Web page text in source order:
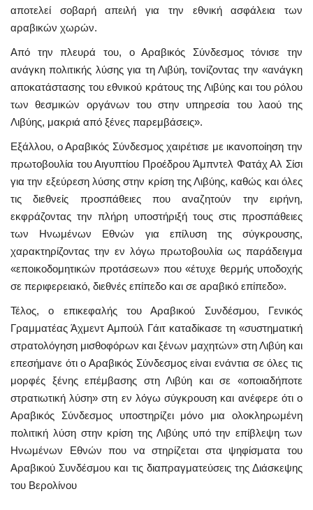
αποτελεί σοβαρή απειλή για την εθνική ασφάλεια των
αραβικών χωρών.
Από την πλευρά του, ο Αραβικός Σύνδεσμος τόνισε την
ανάγκη πολιτικής λύσης για τη Λιβύη, τονίζοντας την «ανάγκη
αποκατάστασης του εθνικού κράτους της Λιβύης και του ρόλου
των θεσμικών οργάνων του στην υπηρεσία του λαού της
Λιβύης, μακριά από ξένες παρεμβάσεις».
Εξάλλου, ο Αραβικός Σύνδεσμος χαιρέτισε με ικανοποίηση την
πρωτοβουλία του Αιγυπτίου Προέδρου Άμπντελ Φατάχ Αλ Σίσι
για την εξεύρεση λύσης στην κρίση της Λιβύης, καθώς και όλες
τις διεθνείς προσπάθειες που αναζητούν την ειρήνη,
εκφράζοντας την πλήρη υποστήριξή τους στις προσπάθειες
των Ηνωμένων Εθνών για επίλυση της σύγκρουσης,
χαρακτηρίζοντας την εν λόγω πρωτοβουλία ως παράδειγμα
«εποικοδομητικών προτάσεων» που «έτυχε θερμής υποδοχής
σε περιφερειακό, διεθνές επίπεδο και σε αραβικό επίπεδο».
Τέλος, ο επικεφαλής του Αραβικού Συνδέσμου, Γενικός
Γραμματέας Άχμεντ Αμπούλ Γάιτ καταδίκασε τη «συστηματική
στρατολόγηση μισθοφόρων και ξένων μαχητών» στη Λιβύη και
επεσήμανε ότι ο Αραβικός Σύνδεσμος είναι ενάντια σε όλες τις
μορφές ξένης επέμβασης στη Λιβύη και σε «οποιαδήποτε
στρατιωτική λύση» στη εν λόγω σύγκρουση και ανέφερε ότι ο
Αραβικός Σύνδεσμος υποστηρίζει μόνο μια ολοκληρωμένη
πολιτική λύση στην κρίση της Λιβύης υπό την επίβλεψη των
Ηνωμένων Εθνών που να στηρίζεται στα ψηφίσματα του
Αραβικού Συνδέσμου και τις διαπραγματεύσεις της Διάσκεψης
του Βερολίνου